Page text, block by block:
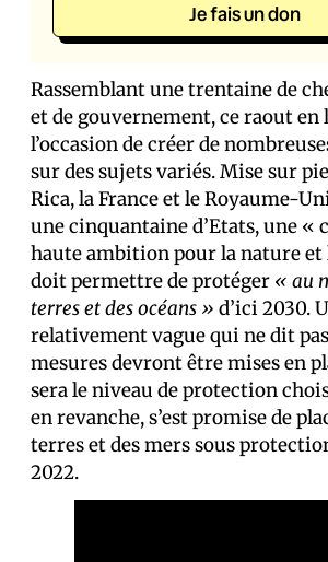
Je fais un don
Rassemblant une trentaine de
et de gouvernement, ce raout en
l’occasion de créer de
sur des sujets variés. Mise sur
Rica, la France et le Royaume-
une cinquantaine d’Etats, une «
haute ambition pour la nature et
doit permettre de protéger « au
terres et des océans » d’ici 2030.
relativement vague qui ne dit
mesures devront être mises en
sera le niveau de protection
en revanche, s’est promise de
terres et des mers sous
2022.